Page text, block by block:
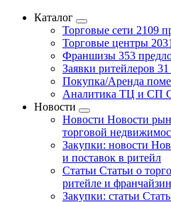
Каталог
Торговые сети 2109
Торговые центры
Франшизы 353
Заявки ритейлеров
Покупка/Аренда
Аналитика ТЦ и СП
Новости
Новости Новости
торговой
Закупки: новости
и поставок в ритейл
Статьи Статьи о
ритейле и
Закупки: статьи